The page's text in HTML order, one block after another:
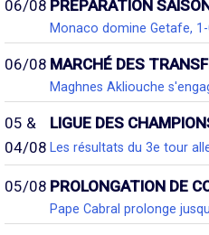
06/08 PRÉPARATION
Monaco domine Getafe,
06/08 MARCHÉ DES
Maghnes Akliouche
05 &
04/08
LIGUE DES
Les résultats du 3e tour
05/08 PROLONGATION DE
Pape Cabral prolonge